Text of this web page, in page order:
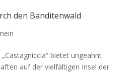
den Banditenwald
bietet ungeahnt
auf der vielfältigen Insel der